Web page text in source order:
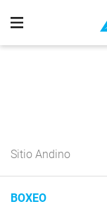
Sitio Andino
BOXEO